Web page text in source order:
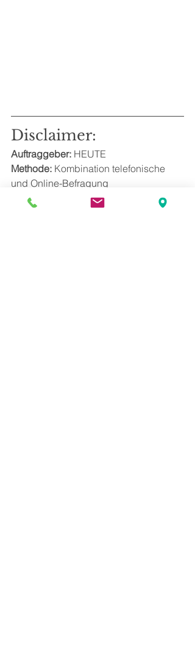
Disclaimer:
Auftraggeber: HEUTE
Methode: Kombination telefonische
und Online-Befragung
Zielgruppe:
Österreichische